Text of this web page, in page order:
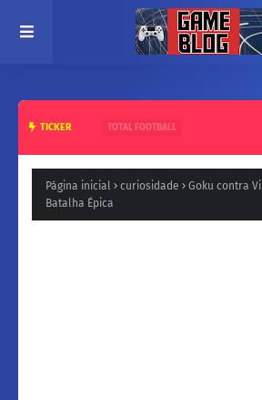
TICKER TOTAL FOOTBALL
Página inicial curiosidade
Goku contra
Batalha Épica